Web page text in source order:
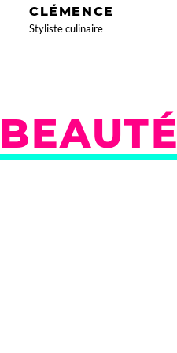
CLÉMENCE
Styliste culinaire
BEAUTÉ